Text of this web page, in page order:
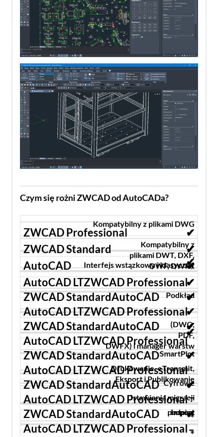
Czym się rożni ZWCAD od AutoCADa?
ZWCAD
Professional
ZWCAD
Standard
AutoCAD
AutoCAD
LT
Kompatybilny z plikami DWG
✔
✔
✔
✔
Kompatybilny z
plikami DWT, DXF,
DWF, DWFX
✔
✔
✔
✔
Interfejs wstązkowy i klasyczny
✔
✔
✔
✔
Podkład
(DWG,
PDF,
DWFX) i manager warstw
✔
✔
✔
✔
Drukowanie, eTransmit,
Eksport i Publikowanie
✔
✔
✔
✔
Ustawienia migracji
✔
✔
✔
✔
SmartPlot
✔
✔
–
–
Cyfrowe
podpisy
✔
✔
*
*
Import
✔
–
–
Import